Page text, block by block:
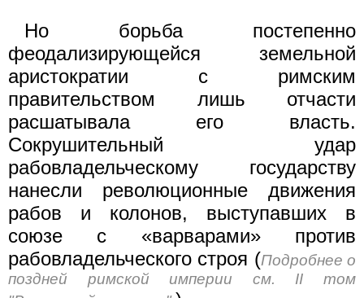
Но борьба постепенно
феодализирующейся земельной
аристократии с римским
правительством лишь отчасти
расшатывала его власть.
Сокрушительный удар
рабовладельческому государству
нанесли революционные движения
рабов и колонов, выступавших в
союзе с «варварами» против
рабовладельческого строя (Подробнее о
поздней римской империи см. II том